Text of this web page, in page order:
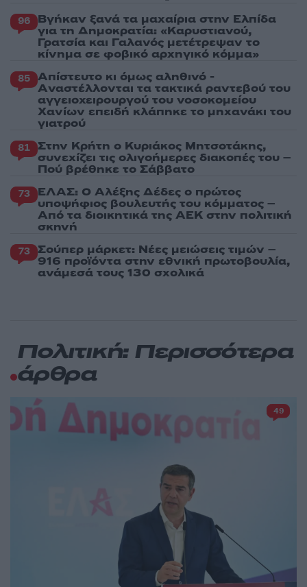
96 Βγήκαν ξανά τα μαχαίρια στην Ελπίδα
για τη Δημοκρατία: «Καρυστιανού,
Γρατσία και Γαλανός μετέτρεψαν το
κίνημα σε φοβικό αρχηγικό κόμμα»
85 Απίστευτο κι όμως αληθινό -
Aναστέλλονται τα τακτικά ραντεβού του
αγγειοχειρουργού του νοσοκομείου
Χανίων επειδή κλάπηκε το μηχανάκι του
γιατρού
81 Στην Κρήτη ο Κυριάκος Μητσοτάκης,
συνεχίζει τις ολιγοήμερες διακοπές του –
Πού βρέθηκε το Σάββατο
73 ΕΛΑΣ: Ο Αλέξης Δέδες ο πρώτος
υποψήφιος βουλευτής του κόμματος –
Από τα διοικητικά της ΑΕΚ στην πολιτική
σκηνή
73 Σούπερ μάρκετ: Νέες μειώσεις τιμών –
916 προϊόντα στην εθνική πρωτοβουλία,
ανάμεσά τους 130 σχολικά
Πολιτική: Περισσότερα
άρθρα
49